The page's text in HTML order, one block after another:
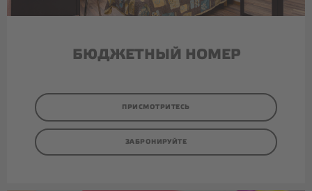
БЮДЖЕТНЫЙ НОМЕР
ПРИСМОТРИТЕСЬ
ЗАБРОНИРУЙТЕ